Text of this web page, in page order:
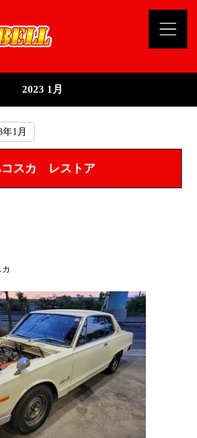
2023 1月
年1月
スカ レストア